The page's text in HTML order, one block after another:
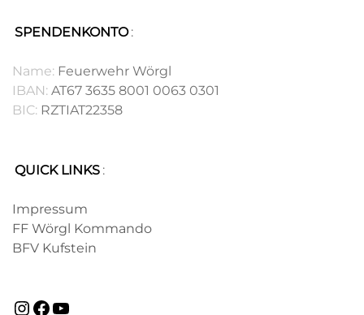
SPENDENKONTO :
Name: Feuerwehr Wörgl
IBAN: AT67 3635 8001 0063 0301
BIC: RZTIAT22358
QUICK LINKS :
Impressum
FF Wörgl Kommando
BFV Kufstein